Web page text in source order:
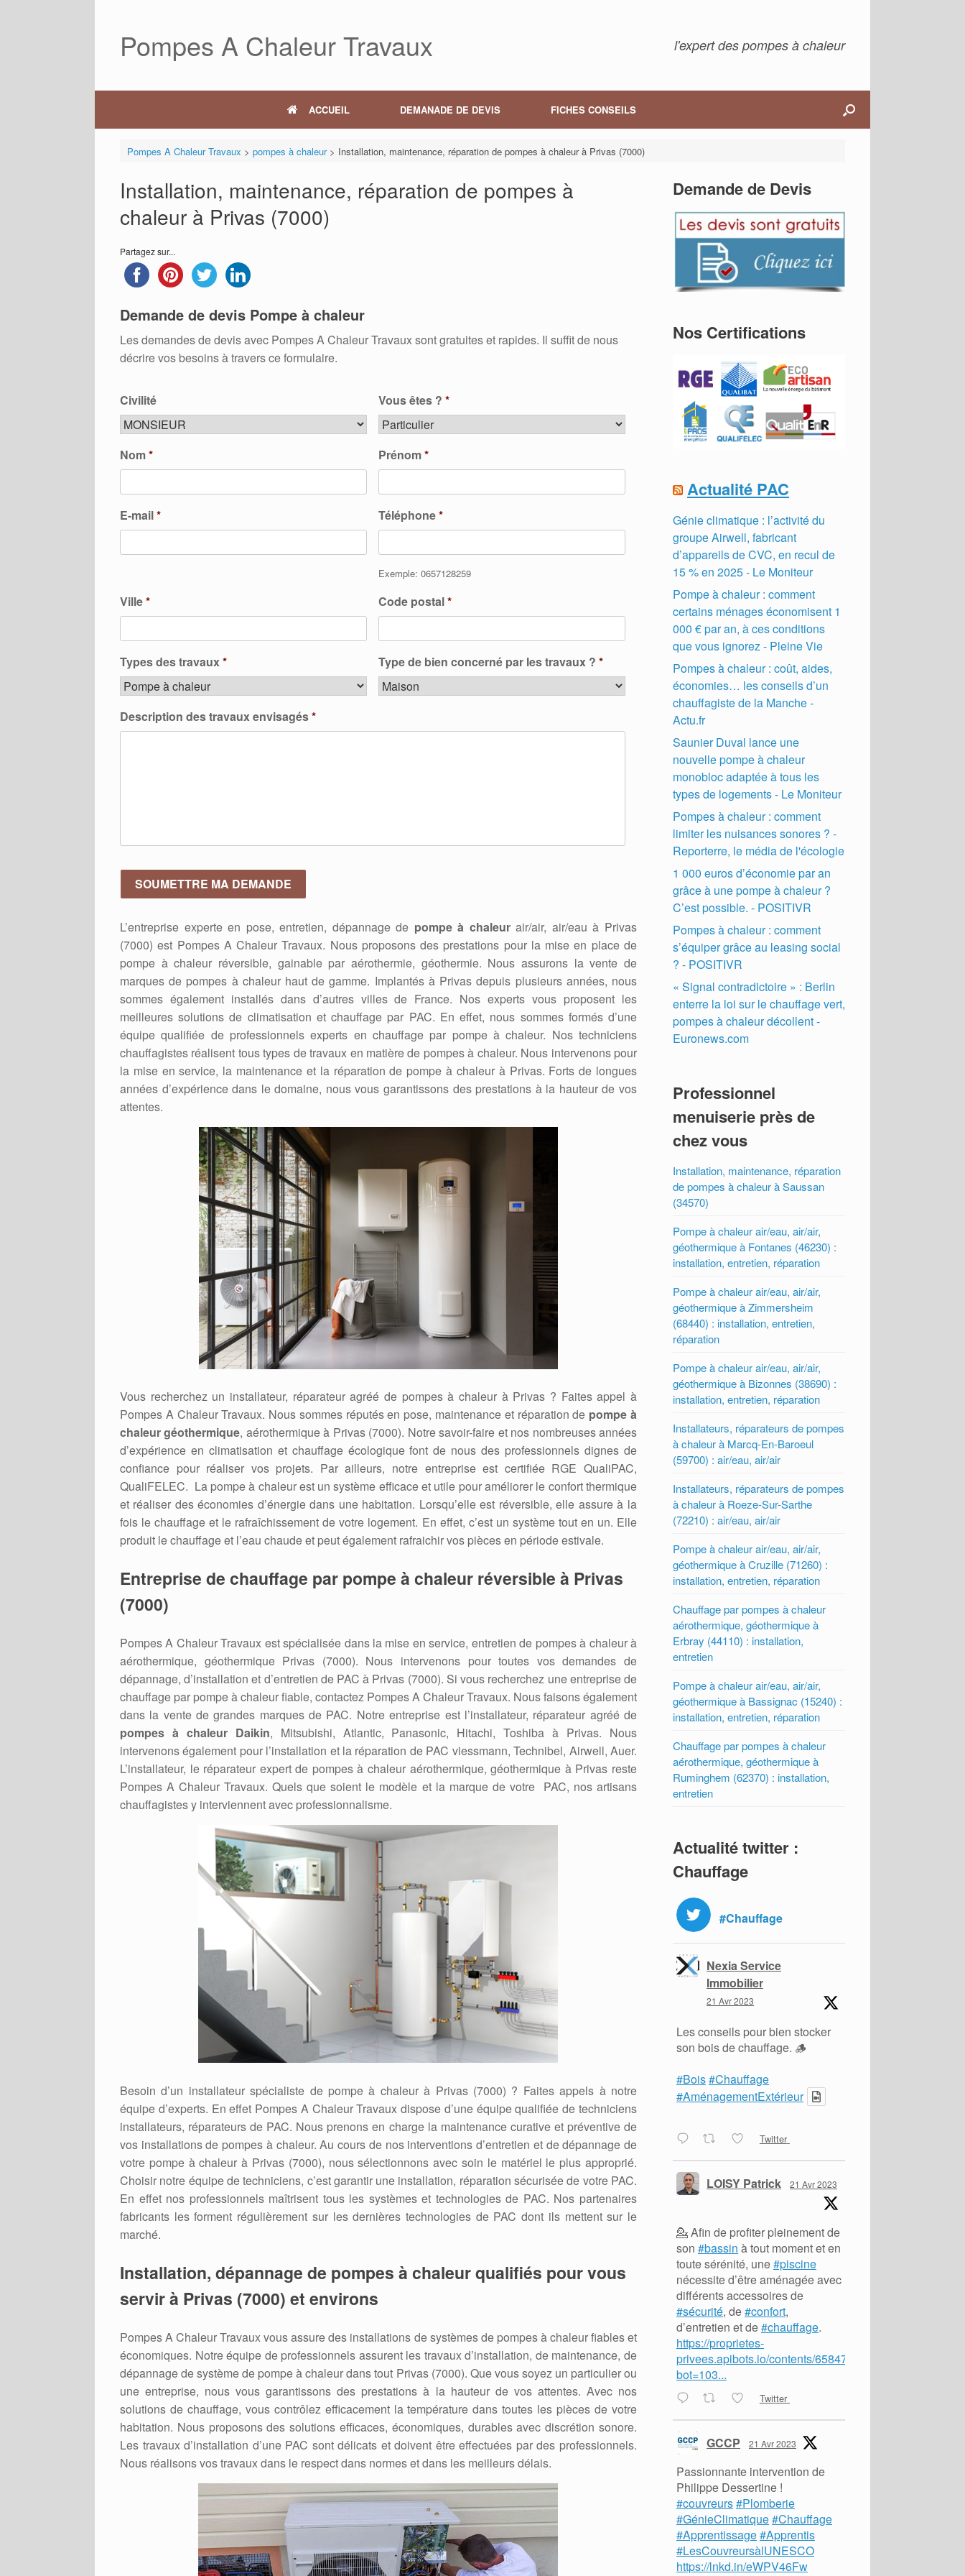
contentPompes A Chaleur Travaux l'expert des pompes à chaleur
ACCUEIL DEMANADE DE DEVIS FICHES CONSEILS
Pompes A Chaleur Travaux > pompes à chaleur> Installation, maintenance, réparation de pompes à chaleur à Privas (7000)
Installation, maintenance, réparation de pompes à
chaleur à Privas (7000)
Partagez sur...
Demande de devis Pompe à chaleur
Les demandes de devis avec Pompes A Chaleur Travaux sont gratuites et rapides. Il suffit de nous
décrire vos besoins à travers ce formulaire.
Civilité Vous êtes ? *
Nom* Prénom*
E-mail* Téléphone*
Exemple: 0657128259
Ville* Code postal*
Types des travaux* Type de bien concerné par les travaux ? *
Description des travaux envisagés*
L’entreprise experte en pose, entretien, dépannage de pompe à chaleurair/air, air/eau à Privas
(7000) est Pompes A Chaleur Travaux. Nous proposons des prestations pour la mise en place de
pompe à chaleur réversible, gainable par aérothermie, géothermie. Nous assurons la vente de
marques de pompes à chaleur haut de gamme. Implantés à Privas depuis plusieurs années, nous
sommes également installés dans d’autres villes de France. Nos experts vous proposent les
meilleures solutions de climatisation et chauffage par PAC. En effet, nous sommes formés d’une
équipe qualifiée de professionnels experts en chauffage par pompe à chaleur. Nos techniciens
chauffagistes réalisent tous types de travaux en matière de pompes à chaleur. Nous intervenons pour
la mise en service, la maintenance et la réparation de pompe à chaleur à Privas. Forts de longues
années d’expérience dans le domaine, nous vous garantissons des prestations à la hauteur de vos
attentes.
Vous recherchez un installateur, réparateur agréé de pompes à chaleur à Privas ? Faites appel à
Pompes A Chaleur Travaux. Nous sommes réputés en pose, maintenance et réparation de pompe à
chaleur géothermique, aérothermique à Privas (7000). Notre savoir-faire et nos nombreuses années
d’expérience en climatisation et chauffage écologique font de nous des professionnels dignes de
confiance pour réaliser vos projets. Par ailleurs, notre entreprise est certifiée RGE QualiPAC,
QualiFELEC. La pompe à chaleur est un système efficace et utile pour améliorer le confort thermique
et réaliser des économies d’énergie dans une habitation. Lorsqu’elle est réversible, elle assure à la
fois le chauffage et le rafraîchissement de votre logement. En effet, c’est un système tout en un. Elle
produit le chauffage et l’eau chaude et peut également rafraichir vos pièces en période estivale.
Entreprise de chauffage par pompe à chaleur réversible à Privas
(7000)
Pompes A Chaleur Travaux est spécialisée dans la mise en service, entretien de pompes à chaleur à
aérothermique, géothermique Privas (7000). Nous intervenons pour toutes vos demandes de
dépannage, d’installation et d’entretien de PAC à Privas (7000). Si vous recherchez une entreprise de
chauffage par pompe à chaleur fiable, contactez Pompes A Chaleur Travaux. Nous faisons également
dans la vente de grandes marques de PAC. Notre entreprise est l’installateur, réparateur agréé de
pompes à chaleur Daikin, Mitsubishi, Atlantic, Panasonic, Hitachi, Toshiba à Privas. Nous
intervenons également pour l’installation et la réparation de PAC viessmann, Technibel, Airwell, Auer.
L’installateur, le réparateur expert de pompes à chaleur aérothermique, géothermique à Privas reste
Pompes A Chaleur Travaux. Quels que soient le modèle et la marque de votre PAC, nos artisans
chauffagistes y interviennent avec professionnalisme.
Besoin d’un installateur spécialiste de pompe à chaleur à Privas (7000) ? Faites appels à notre
équipe d’experts. En effet Pompes A Chaleur Travaux dispose d’une équipe qualifiée de techniciens
installateurs, réparateurs de PAC. Nous prenons en charge la maintenance curative et préventive de
vos installations de pompes à chaleur. Au cours de nos interventions d’entretien et de dépannage de
votre pompe à chaleur à Privas (7000), nous sélectionnons avec soin le matériel le plus approprié.
Choisir notre équipe de techniciens, c’est garantir une installation, réparation sécurisée de votre PAC.
En effet nos professionnels maîtrisent tous les systèmes et technologies de PAC. Nos partenaires
fabricants les forment régulièrement sur les dernières technologies de PAC dont ils mettent sur le
marché.
Installation, dépannage de pompes à chaleur qualifiés pour vous
servir à Privas (7000) et environs
Pompes A Chaleur Travaux vous assure des installations de systèmes de pompes à chaleur fiables et
économiques. Notre équipe de professionnels assurent les travaux d’installation, de maintenance, de
dépannage de système de pompe à chaleur dans tout Privas (7000). Que vous soyez un particulier ou
une entreprise, nous vous garantissons des prestations à la hauteur de vos attentes. Avec nos
solutions de chauffage, vous contrôlez efficacement la température dans toutes les pièces de votre
habitation. Nous proposons des solutions efficaces, économiques, durables avec discrétion sonore.
Les travaux d’installation d’une PAC sont délicats et doivent être effectuées par des professionnels.
Nous réalisons vos travaux dans le respect dans normes et dans les meilleurs délais.
Demande de Devis
Nos Certifications
Actualité PAC
Génie climatique : l’activité du
groupe Airwell, fabricant
d’appareils de CVC, en recul de
15 % en 2025 - Le Moniteur
Pompe à chaleur : comment
certains ménages économisent 1
000 € par an, à ces conditions
que vous ignorez - Pleine Vie
Pompes à chaleur : coût, aides,
économies… les conseils d’un
chauffagiste de la Manche -
Actu.fr
Saunier Duval lance une
nouvelle pompe à chaleur
monobloc adaptée à tous les
types de logements - Le Moniteur
Pompes à chaleur : comment
limiter les nuisances sonores ? -
Reporterre, le média de l'écologie
1 000 euros d’économie par an
grâce à une pompe à chaleur ?
C’est possible. - POSITIVR
Pompes à chaleur : comment
s’équiper grâce au leasing social
? - POSITIVR
« Signal contradictoire » : Berlin
enterre la loi sur le chauffage vert,
pompes à chaleur décollent -
Euronews.com
Professionnel
menuiserie près de
chez vous
Installation, maintenance, réparation
de pompes à chaleur à Saussan
(34570)
Pompe à chaleur air/eau, air/air,
géothermique à Fontanes (46230) :
installation, entretien, réparation
Pompe à chaleur air/eau, air/air,
géothermique à Zimmersheim
(68440) : installation, entretien,
réparation
Pompe à chaleur air/eau, air/air,
géothermique à Bizonnes (38690) :
installation, entretien, réparation
Installateurs, réparateurs de pompes
à chaleur à Marcq-En-Baroeul
(59700) : air/eau, air/air
Installateurs, réparateurs de pompes
à chaleur à Roeze-Sur-Sarthe
(72210) : air/eau, air/air
Pompe à chaleur air/eau, air/air,
géothermique à Cruzille (71260) :
installation, entretien, réparation
Chauffage par pompes à chaleur
aérothermique, géothermique à
Erbray (44110) : installation,
entretien
Pompe à chaleur air/eau, air/air,
géothermique à Bassignac (15240) :
installation, entretien, réparation
Chauffage par pompes à chaleur
aérothermique, géothermique à
Ruminghem (62370) : installation,
entretien
Actualité twitter :
Chauffage
#Chauffage
Nexia Service
Immobilier
21 Avr 2023
Les conseils pour bien stocker
son bois de chauffage. 🪵
#Bois#Chauffage
#AménagementExtérieur
Twitter
LOISY Patrick 21 Avr 2023
💁 Afin de profiter pleinement de
son#bassin à tout moment et en
toute sérénité, une#piscine
nécessite d’être aménagée avec
différents accessoires de
#sécurité, de#confort,
d’entretien et de#chauffage.
https://proprietes-
privees.apibots.io/contents/65847?
bot=103...
Twitter
GCCP 21 Avr 2023
Passionnante intervention de
Philippe Dessertine !
#couvreurs#Plomberie
#GénieClimatique#Chauffage
#Apprentissage#Apprentis
#LesCouvreursàlUNESCO
https://lnkd.in/eWPV46Fw